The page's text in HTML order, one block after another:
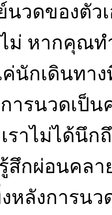
นวดของตั
ม่ หากคุณ
ค่นักเดินทา
ารนวดเป็น
ราไม่ได้นึก
สึกผ่อนคลา
หลังการน